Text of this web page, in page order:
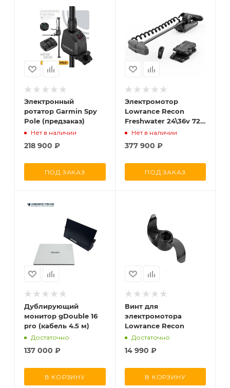
Электронный
ротатор Garmin Spy
Pole (предзаказ)
Нет в наличии
218 900 ₽
ПОД ЗАКАЗ
Электромотор
Lowrance Recon
Freshwater 24\36v 72"
(182см)
Нет в наличии
377 900 ₽
ПОД ЗАКАЗ
Дублирующий
монитор gDouble 16
pro (кабель 4.5 м)
Достаточно
137 000 ₽
В КОРЗИНУ
Винт для
электромотора
Lowrance Recon
Достаточно
14 990 ₽
В КОРЗИНУ